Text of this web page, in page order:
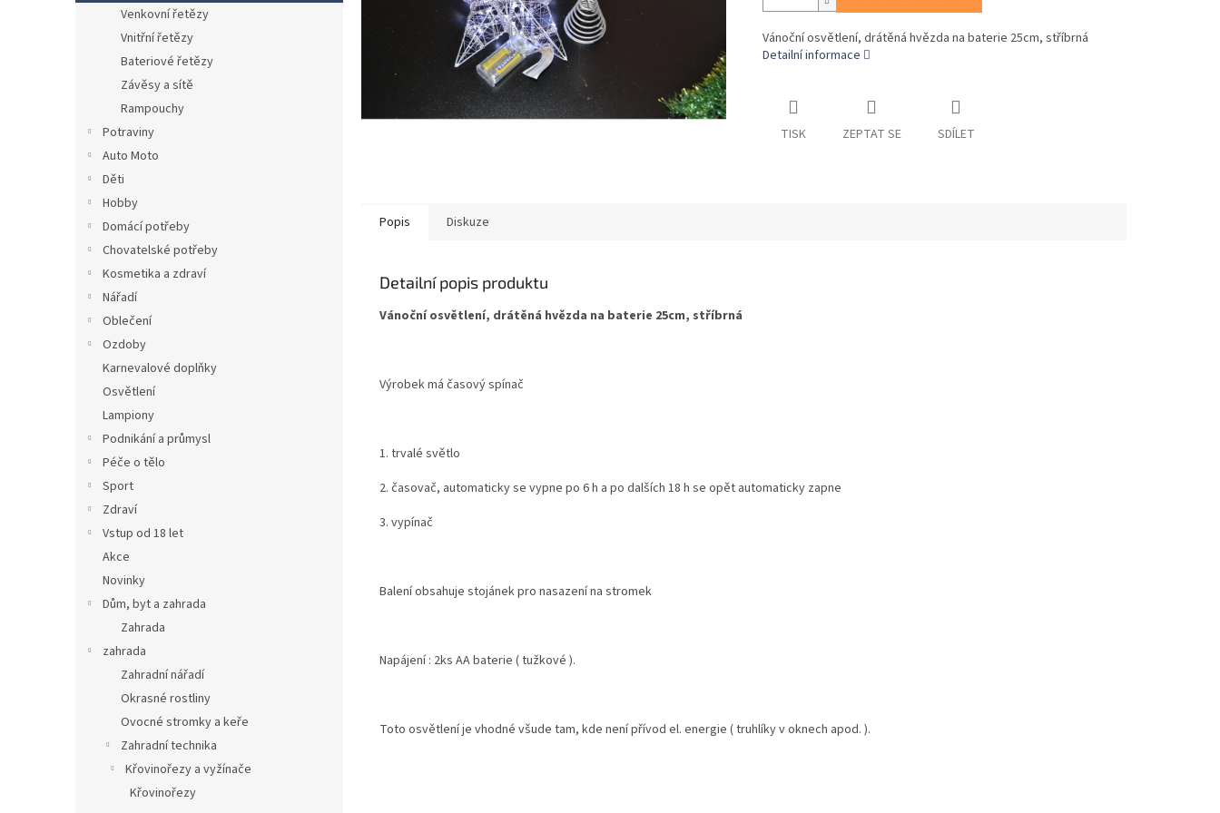
n
Venkovní řetězy
Vnitřní řetězy
Bateriové řetězy
Závěsy a sítě
Rampouchy
Potraviny
Auto Moto
Děti
Hobby
Domácí potřeby
Chovatelské potřeby
Kosmetika a zdraví
Nářadí
Oblečení
Ozdoby
Karnevalové doplňky
Osvětlení
Lampiony
Podnikání a průmysl
Péče o tělo
Sport
Zdraví
Vstup od 18 let
Akce
Novinky
Dům, byt a zahrada
Zahrada
zahrada
Zahradní nářadí
Okrasné rostliny
Ovocné stromky a keře
Zahradní technika
Křovinořezy a vyžínače
Křovinořezy
Vánoční osvětlení, drátěná hvězda na baterie 25cm, stříbrná
Detailní informace
TISK ZEPTAT SE SDÍLET
Popis Diskuze
Detailní popis produktu
Vánoční osvětlení, drátěná hvězda na baterie 25cm, stříbrná
Výrobek má časový spínač
1. trvalé světlo
2. časovač, automaticky se vypne po 6 h a po dalších 18 h se opět automaticky zapne
3. vypínač
Balení obsahuje stojánek pro nasazení na stromek
Napájení : 2ks AA baterie ( tužkové ).
Toto osvětlení je vhodné všude tam, kde není přívod el. energie ( truhlíky v oknech apod. ).